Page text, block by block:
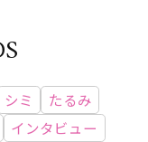
シミ
たるみ
インタビュー